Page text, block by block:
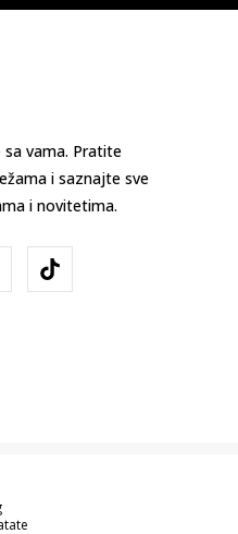
vama. Pratite
i saznajte sve
i novitetima.